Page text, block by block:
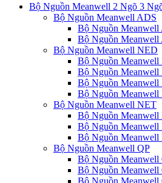
Bộ Nguồn Meanwell 2 Ngõ 3
Bộ Nguồn Meanwell ADS
Bộ Nguồn Meanwell
Bộ Nguồn Meanwell
Bộ Nguồn Meanwell NED
Bộ Nguồn Meanwell
Bộ Nguồn Meanwell
Bộ Nguồn Meanwell
Bộ Nguồn Meanwell
Bộ Nguồn Meanwell NET
Bộ Nguồn Meanwell
Bộ Nguồn Meanwell
Bộ Nguồn Meanwell
Bộ Nguồn Meanwell QP
Bộ Nguồn Meanwell
Bộ Nguồn Meanwell
Bộ Nguồn Meanwell